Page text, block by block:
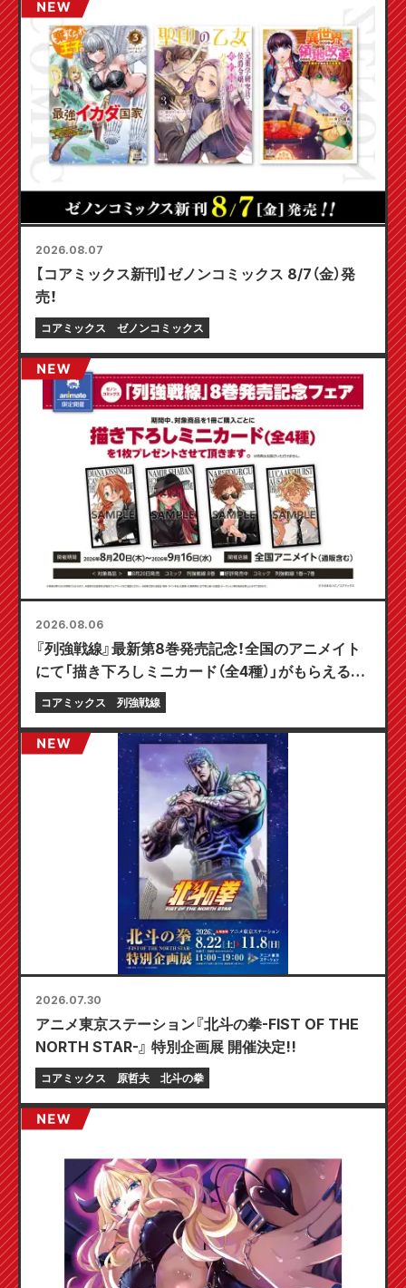
2026.08.07
【コアミックス新刊】ゼノンコミックス 8/7（金）発
売！
コアミックス ゼノンコミックス
2026.08.06
『列強戦線』最新第8巻発売記念！全国のアニメイト
にて「描き下ろしミニカード（全4種）」がもらえる限
定フェアが8月20日より開催決定！
コアミックス 列強戦線
2026.07.30
アニメ東京ステーション『北斗の拳-FIST OF THE
NORTH STAR-』 特別企画展 開催決定!!
コアミックス 原哲夫 北斗の拳